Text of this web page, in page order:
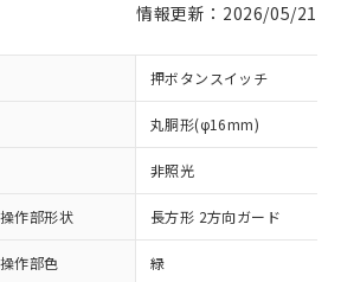
情報更新：2026/05/21
押ボタンスイッチ
丸胴形(φ16mm)
非照光
操作部形状 長方形 2方向ガード
操作部色 緑